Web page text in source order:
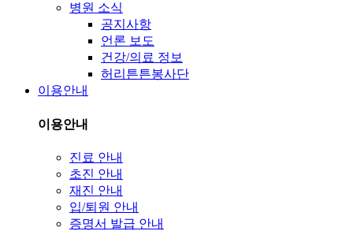
병원 소식
공지사항
언론 보도
건강/의료 정보
허리튼튼봉사단
이용안내
이용안내
진료 안내
초진 안내
재진 안내
입/퇴원 안내
증명서 발급 안내